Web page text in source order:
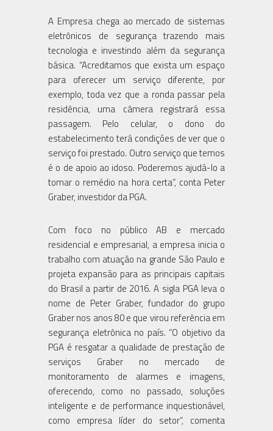
A Empresa chega ao mercado de sistemas
eletrônicos de segurança trazendo mais
tecnologia e investindo além da segurança
básica. “Acreditamos que exista um espaço
para oferecer um serviço diferente, por
exemplo, toda vez que a ronda passar pela
residência, uma câmera registrará essa
passagem. Pelo celular, o dono do
estabelecimento terá condições de ver que o
serviço foi prestado. Outro serviço que temos
é o de apoio ao idoso. Poderemos ajudá-lo a
tomar o remédio na hora certa”, conta Peter
Graber, investidor da PGA.
Com foco no público AB e mercado
residencial e empresarial, a empresa inicia o
trabalho com atuação na grande São Paulo e
projeta expansão para as principais capitais
do Brasil a partir de 2016. A sigla PGA leva o
nome de Peter Graber, fundador do grupo
Graber nos anos 80 e que virou referência em
segurança eletrônica no país. “O objetivo da
PGA é resgatar a qualidade de prestação de
serviços Graber no mercado de
monitoramento de alarmes e imagens,
oferecendo, como no passado, soluções
inteligente e de performance inquestionável,
como empresa líder do setor”, comenta